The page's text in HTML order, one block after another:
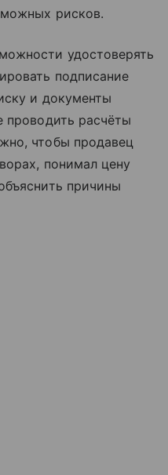
рисков.
удостоверять
подписание
и документы
проводить расчёты
чтобы продавец
понимал цену
причины